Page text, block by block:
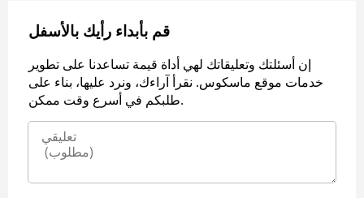
قم بأبداء رأيك بالأسفل
إن أسئلتك وتعليقاتك لهي أداة قيمة تساعدنا على تطوير
خدمات موقع ماسكوس. نقرأ آراءك، ونرد عليها، بناء على
طلبكم في أسرع وقت ممكن.